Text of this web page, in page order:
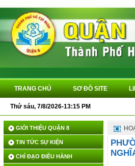
TRANG CHỦ SƠ ĐỒ SITE
Thứ sáu, 7/8/2026-13:15 PM
GIỚI THIỆU QUẬN 8
TIN TỨC SỰ KIỆN
CHỈ ĐẠO ĐIỀU HÀNH